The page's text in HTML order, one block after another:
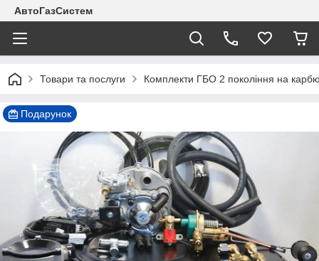
АвтоГазСистем
Товари та послуги Комплекти ГБО 2 покоління на
Подарунок